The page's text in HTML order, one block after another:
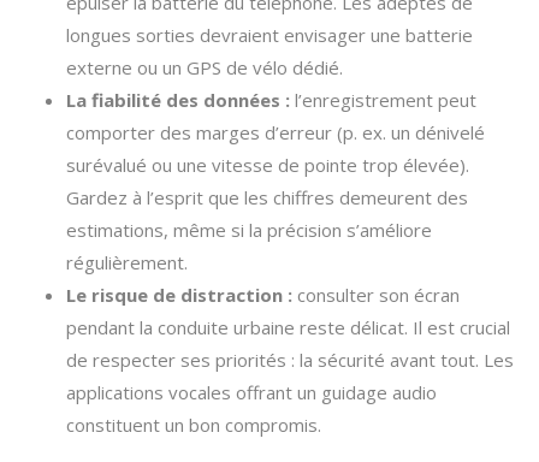
longues sorties devraient envisager une batterie
externe ou un GPS de vélo dédié.
La fiabilité des données : l’enregistrement peut
comporter des marges d’erreur (p. ex. un dénivelé
surévalué ou une vitesse de pointe trop élevée).
Gardez à l’esprit que les chiffres demeurent des
estimations, même si la précision s’améliore
régulièrement.
Le risque de distraction : consulter son écran
pendant la conduite urbaine reste délicat. Il est crucial
de respecter ses priorités : la sécurité avant tout. Les
applications vocales offrant un guidage audio
constituent un bon compromis.